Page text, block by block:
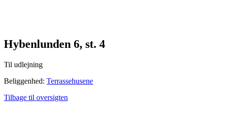
Hybenlunden 6, st. 4
Til udlejning
Beliggenhed: Terrassehusene
Tilbage til oversigten